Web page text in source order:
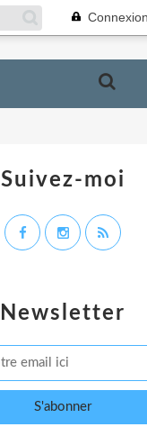
Connexion
Newsletter
Suivez-moi